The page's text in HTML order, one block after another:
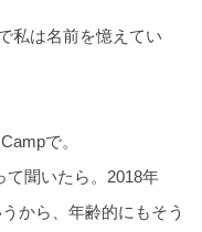
私は名前を憶えてい
で。
聞いたら。2018年
から、年齢的にもそう